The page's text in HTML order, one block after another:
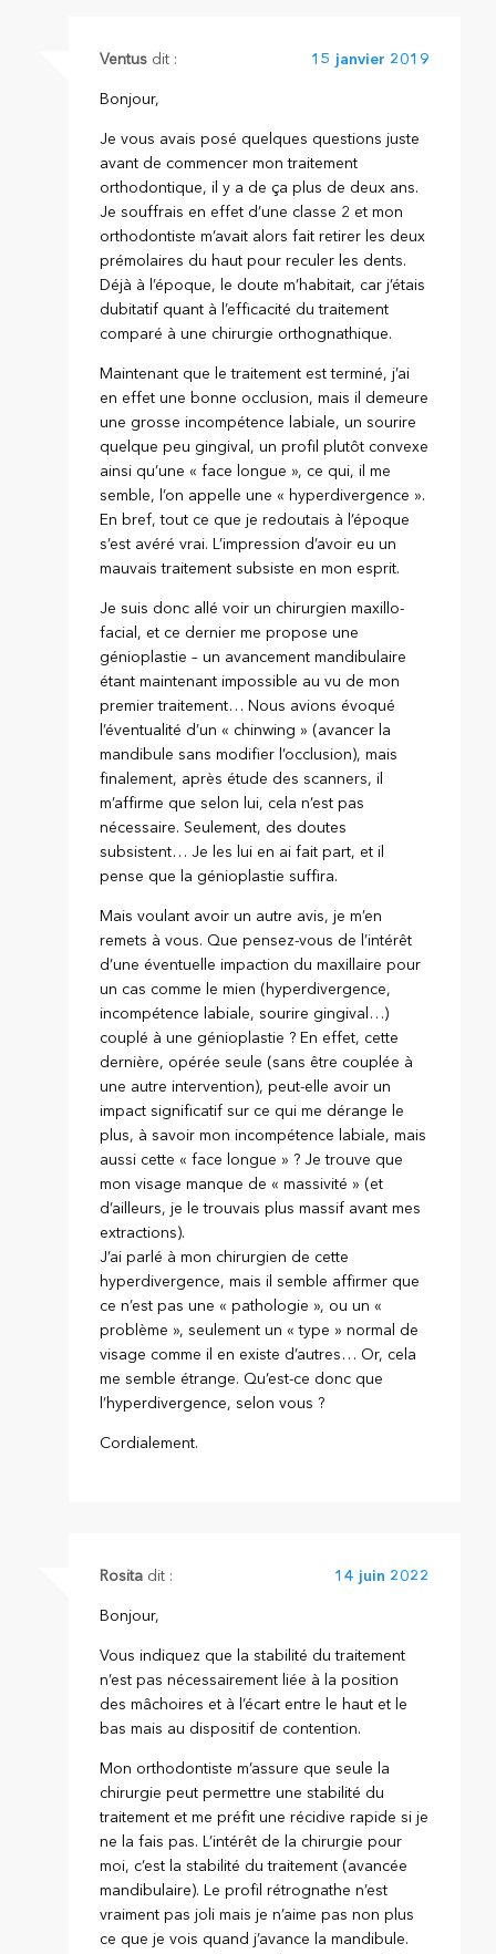
Ventus dit : 15 janvier 2019
Bonjour,
Je vous avais posé quelques questions juste
avant de commencer mon traitement
orthodontique, il y a de ça plus de deux ans.
Je souffrais en effet d’une classe 2 et mon
orthodontiste m’avait alors fait retirer les deux
prémolaires du haut pour reculer les dents.
Déjà à l’époque, le doute m’habitait, car j’étais
dubitatif quant à l’efficacité du traitement
comparé à une chirurgie orthognathique.
Maintenant que le traitement est terminé, j’ai
en effet une bonne occlusion, mais il demeure
une grosse incompétence labiale, un sourire
quelque peu gingival, un profil plutôt convexe
ainsi qu’une « face longue », ce qui, il me
semble, l’on appelle une « hyperdivergence ».
En bref, tout ce que je redoutais à l’époque
s’est avéré vrai. L’impression d’avoir eu un
mauvais traitement subsiste en mon esprit.
Je suis donc allé voir un chirurgien maxillo-
facial, et ce dernier me propose une
génioplastie – un avancement mandibulaire
étant maintenant impossible au vu de mon
premier traitement… Nous avions évoqué
l’éventualité d’un « chinwing » (avancer la
mandibule sans modifier l’occlusion), mais
finalement, après étude des scanners, il
m’affirme que selon lui, cela n’est pas
nécessaire. Seulement, des doutes
subsistent… Je les lui en ai fait part, et il
pense que la génioplastie suffira.
Mais voulant avoir un autre avis, je m’en
remets à vous. Que pensez-vous de l’intérêt
d’une éventuelle impaction du maxillaire pour
un cas comme le mien (hyperdivergence,
incompétence labiale, sourire gingival…)
couplé à une génioplastie ? En effet, cette
dernière, opérée seule (sans être couplée à
une autre intervention), peut-elle avoir un
impact significatif sur ce qui me dérange le
plus, à savoir mon incompétence labiale, mais
aussi cette « face longue » ? Je trouve que
mon visage manque de « massivité » (et
d’ailleurs, je le trouvais plus massif avant mes
extractions).
J’ai parlé à mon chirurgien de cette
hyperdivergence, mais il semble affirmer que
ce n’est pas une « pathologie », ou un «
problème », seulement un « type » normal de
visage comme il en existe d’autres… Or, cela
me semble étrange. Qu’est-ce donc que
l’hyperdivergence, selon vous ?
Cordialement.
Rosita dit : 14 juin 2022
Bonjour,
Vous indiquez que la stabilité du traitement
n’est pas nécessairement liée à la position
des mâchoires et à l’écart entre le haut et le
bas mais au dispositif de contention.
Mon orthodontiste m’assure que seule la
chirurgie peut permettre une stabilité du
traitement et me préfit une récidive rapide si je
ne la fais pas. L’intérêt de la chirurgie pour
moi, c’est la stabilité du traitement (avancée
mandibulaire). Le profil rétrognathe n’est
vraiment pas joli mais je n’aime pas non plus
ce que je vois quand j’avance la mandibule.